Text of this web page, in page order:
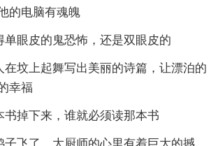
的电脑有魂魄
眼皮的鬼恐怖，还是双眼皮的
坟上起舞写出美丽的诗篇，让漂泊的
幸福
掉下来，谁就必须读那本书